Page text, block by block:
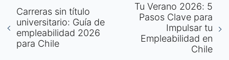
Carreras sin título
universitario: Guía de
empleabilidad 2026
para Chile
Tu Verano 2026: 5
Pasos Clave para
Impulsar tu
Empleabilidad en
Chile